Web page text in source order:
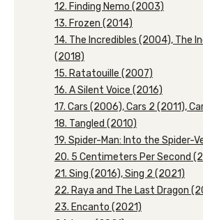
12. Finding Nemo (2003)
13. Frozen (2014)
14. The Incredibles (2004), The
(2018)
15. Ratatouille (2007)
16. A Silent Voice (2016)
17. Cars (2006), Cars 2 (2011),
18. Tangled (2010)
19. Spider-Man: Into the Spider-
20. 5 Centimeters Per Second
21. Sing (2016), Sing 2 (2021)
22. Raya and The Last Dragon
23. Encanto (2021)